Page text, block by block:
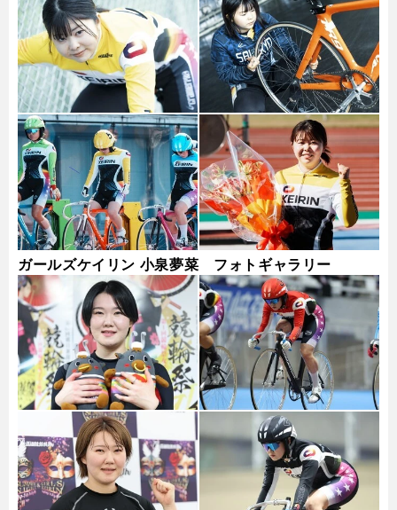
ガールズケイリン 小泉夢菜 フォトギャラリー